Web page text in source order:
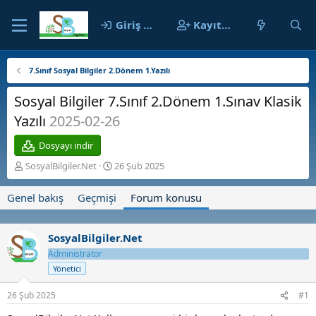
Giriş yap Kayıt ol
7.Sınıf Sosyal Bilgiler 2.Dönem 1.Yazılı
Sosyal Bilgiler 7.Sınıf 2.Dönem 1.Sınav Klasik
Yazılı 2025-02-26
Dosyayı indir
K
o
b
u
b
ş
l
a
SosyalBilgiler.Net
B
a
l
g
t
r
26 Şub 2025
Genel bakış Geçmişi Forum konusu
SosyalBilgiler.Net
Administrator
Yönetici
26 Şub 2025 #1